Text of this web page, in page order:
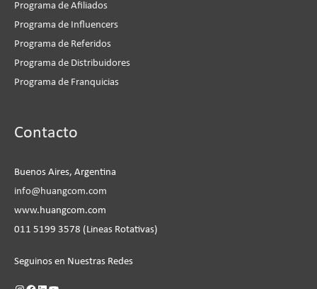
Programa de Afiliados
Programa de Influencers
Programa de Referidos
Programa de Distribuidores
Programa de Franquicias
Contacto
Buenos Aires, Argentina
info@huangcom.com
www.huangcom.com
011 5199 3578 (Lineas Rotativas)
Seguinos en Nuestras Redes